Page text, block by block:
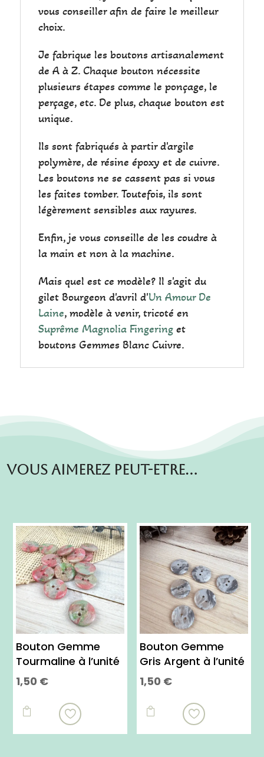
vous conseiller afin de faire le meilleur
choix.
Je fabrique les boutons artisanalement
de A à Z. Chaque bouton nécessite
plusieurs étapes comme le ponçage, le
perçage, etc. De plus, chaque bouton est
unique.
Ils sont fabriqués à partir d'argile
polymère, de résine époxy et de cuivre.
Les boutons ne se cassent pas si vous
les faites tomber. Toutefois, ils sont
légèrement sensibles aux rayures.
Enfin, je vous conseille de les coudre à
la main et non à la machine.
Mais quel est ce modèle? Il s'agit du
gilet Bourgeon d'avril d'Un Amour De
Laine, modèle à venir, tricoté en
Suprême Magnolia Fingeringet
boutons Gemmes Blanc Cuivre.
Vous aimerez peut-etre…
Bouton Gemme
Tourmaline à l’unité
1,50 €

Bouton Gemme
Gris Argent à l’unité
1,50 €
